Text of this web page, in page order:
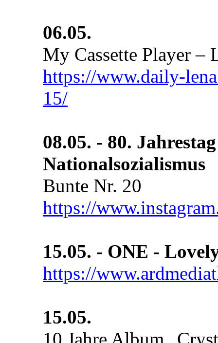
06.05.
My Cassette Player –
https://www.daily-
15/
08.05. - 80.
Nationalsozialismus
Bunte Nr. 20
https://
15.05. - ONE -
https://
15.05.